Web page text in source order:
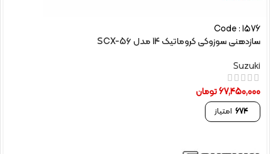
Code : 1576
سازدهنی سوزوکی کروماتیک 14 مدل SCX-56
Suzuki
67,450,000تومان
674 امتیاز